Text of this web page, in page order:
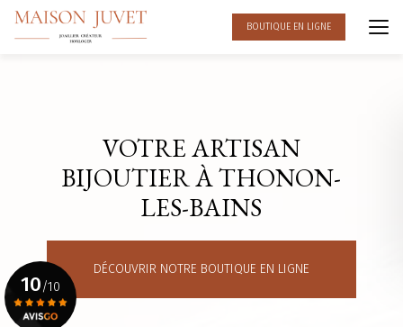
Aller
contenu
BOUTIQUE EN LIGNE
VOTRE ARTISAN
BIJOUTIER À THONON-
LES-BAINS
DÉCOUVRIR NOTRE BOUTIQUE EN LIGNE
10/10